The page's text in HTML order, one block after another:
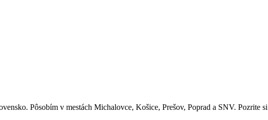
Pôsobím v mestách Michalovce, Košice, Prešov, Poprad a SNV. Pozrite